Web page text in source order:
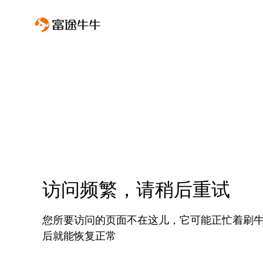
访问频繁，请稍后重试
您所要访问的页面不在这儿，它可能正忙着刷
后就能恢复正常